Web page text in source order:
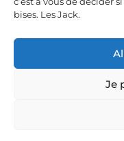
bises. Les Jack.
Je